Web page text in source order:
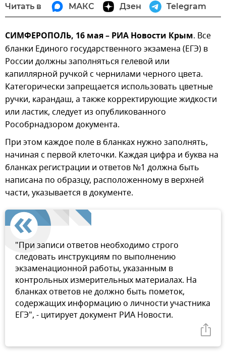
Читать в МАКС Дзен Telegram
СИМФЕРОПОЛЬ, 16 мая – РИА Новости Крым. Все
бланки Единого государственного экзамена (ЕГЭ) в
России должны заполняться гелевой или
капиллярной ручкой с чернилами черного цвета.
Категорически запрещается использовать цветные
ручки, карандаш, а также корректирующие жидкости
или ластик, следует из опубликованного
Рособрнадзором документа.
При этом каждое поле в бланках нужно заполнять,
начиная с первой клеточки. Каждая цифра и буква на
бланках регистрации и ответов №1 должна быть
написана по образцу, расположенному в верхней
части, указывается в документе.
"При записи ответов необходимо строго
следовать инструкциям по выполнению
экзаменационной работы, указанным в
контрольных измерительных материалах. На
бланках ответов не должно быть пометок,
содержащих информацию о личности участника
ЕГЭ", - цитирует документ РИА Новости.